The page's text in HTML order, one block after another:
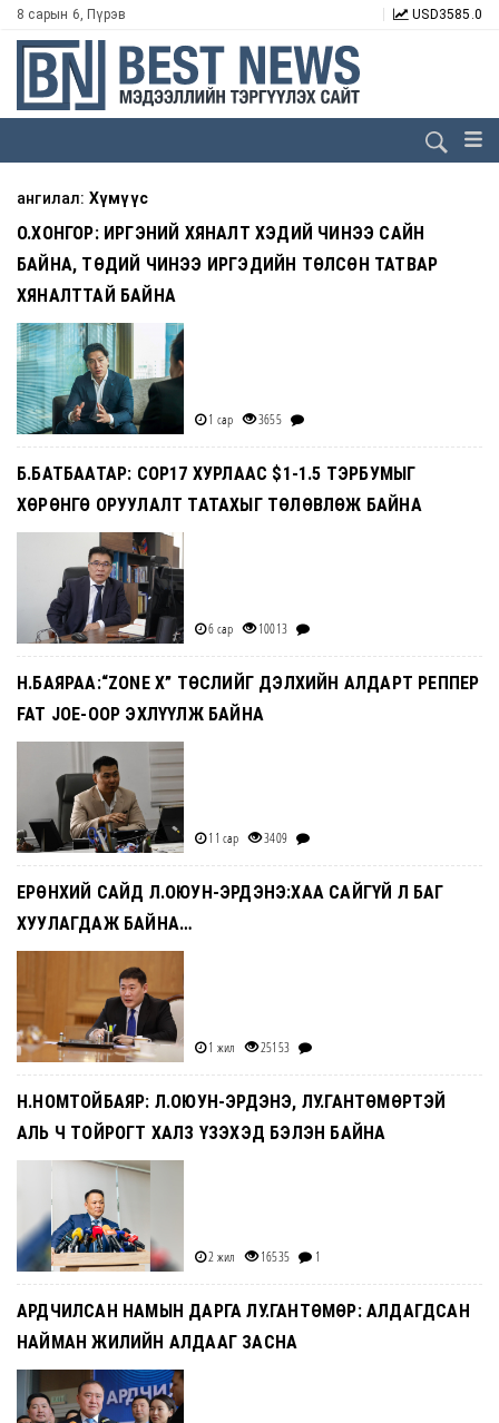
8 сарын 6, Пүрэв USD3585.0
ангилал: Хүмүүс
О.ХОНГОР: ИРГЭНИЙ ХЯНАЛТ ХЭДИЙ ЧИНЭЭ САЙН
БАЙНА, ТӨДИЙ ЧИНЭЭ ИРГЭДИЙН ТӨЛСӨН ТАТВАР
ХЯНАЛТТАЙ БАЙНА
1 сар 3655
Б.БАТБААТАР: COP17 ХУРЛААС $1-1.5 ТЭРБУМЫГ
ХӨРӨНГӨ ОРУУЛАЛТ ТАТАХЫГ ТӨЛӨВЛӨЖ БАЙНА
6 сар 10013
Н.БАЯРАА:“ZONE X” ТӨСЛИЙГ ДЭЛХИЙН АЛДАРТ РЕППЕР
FAT JOE-ООР ЭХЛҮҮЛЖ БАЙНА
11 сар 3409
ЕРӨНХИЙ САЙД Л.ОЮУН-ЭРДЭНЭ:ХАА САЙГҮЙ Л БАГ
ХУУЛАГДАЖ БАЙНА…
1 жил 25153
Н.НОМТОЙБАЯР: Л.ОЮУН-ЭРДЭНЭ, ЛУ.ГАНТӨМӨРТЭЙ
АЛЬ Ч ТОЙРОГТ ХАЛЗ ҮЗЭХЭД БЭЛЭН БАЙНА
2 жил 16535 1
АРДЧИЛСАН НАМЫН ДАРГА ЛУ.ГАНТӨМӨР: АЛДАГДСАН
НАЙМАН ЖИЛИЙН АЛДААГ ЗАСНА